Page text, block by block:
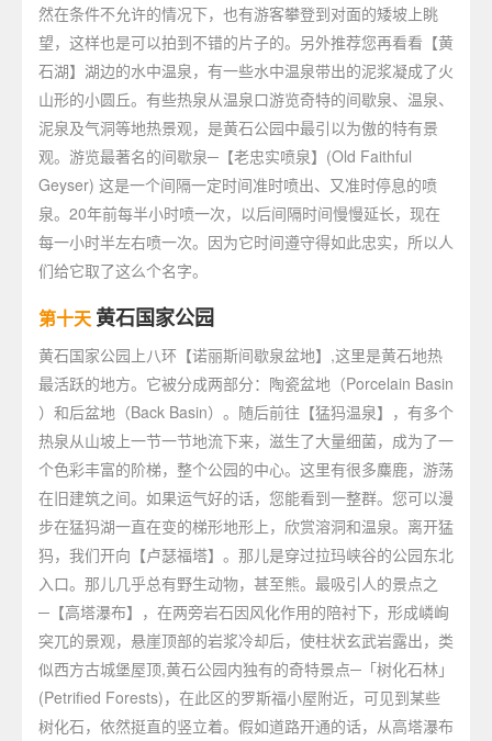
然在条件不允许的情况下，也有游客攀登到对面的矮坡上眺
望，这样也是可以拍到不错的片子的。另外推荐您再看看【黄
石湖】湖边的水中温泉，有一些水中温泉带出的泥浆凝成了火
山形的小圆丘。有些热泉从温泉口游览奇特的间歇泉、温泉、
泥泉及气洞等地热景观，是黄石公园中最引以为傲的特有景
观。游览最著名的间歇泉─【老忠实喷泉】(Old Faithful
Geyser) 这是一个间隔一定时间准时喷出、又准时停息的喷
泉。20年前每半小时喷一次，以后间隔时间慢慢延长，现在
每一小时半左右喷一次。因为它时间遵守得如此忠实，所以人
们给它取了这么个名字。
第十天 黄石国家公园
黄石国家公园上八环【诺丽斯间歇泉盆地】,这里是黄石地热
最活跃的地方。它被分成两部分：陶瓷盆地（Porcelain Basin
）和后盆地（Back Basin）。随后前往【猛犸温泉】，有多个
热泉从山坡上一节一节地流下来，滋生了大量细菌，成为了一
个色彩丰富的阶梯，整个公园的中心。这里有很多麋鹿，游荡
在旧建筑之间。如果运气好的话，您能看到一整群。您可以漫
步在猛犸湖一直在变的梯形地形上，欣赏溶洞和温泉。离开猛
犸，我们开向【卢瑟福塔】。那儿是穿过拉玛峡谷的公园东北
入口。那儿几乎总有野生动物，甚至熊。最吸引人的景点之
─【高塔瀑布】，在两旁岩石因风化作用的陪衬下，形成嶙峋
突兀的景观，悬崖顶部的岩浆冷却后，使柱状玄武岩露出，类
似西方古城堡屋顶,黄石公园内独有的奇特景点─「树化石林」
(Petrified Forests)，在此区的罗斯福小屋附近，可见到某些
树化石，依然挺直的竖立着。假如道路开通的话，从高塔瀑布